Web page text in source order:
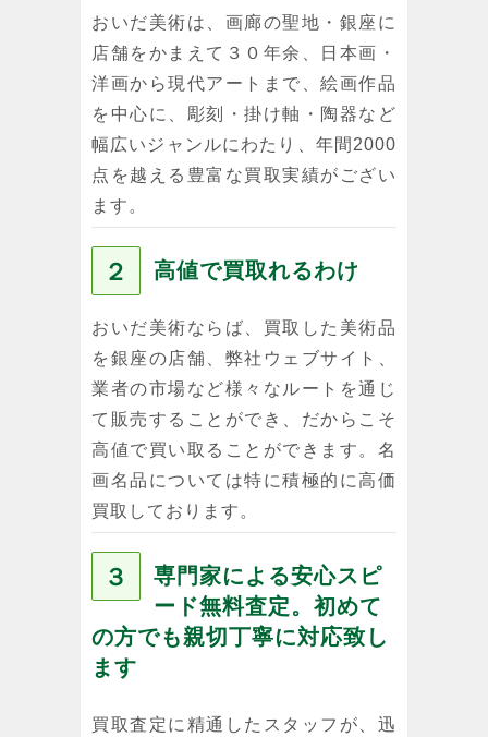
おいだ美術は、画廊の聖地・銀座に
店舗をかまえて３０年余、日本画・
洋画から現代アートまで、絵画作品
を中心に、彫刻・掛け軸・陶器など
幅広いジャンルにわたり、年間2000
点を越える豊富な買取実績がござい
ます。
２ 高値で買取れるわけ
おいだ美術ならば、買取した美術品
を銀座の店舗、弊社ウェブサイト、
業者の市場など様々なルートを通じ
て販売することができ、だからこそ
高値で買い取ることができます。名
画名品については特に積極的に高価
買取しております。
３
専門家による安心スピ
ード無料査定。初めて
の方でも親切丁寧に対応致し
ます
買取査定に精通したスタッフが、迅